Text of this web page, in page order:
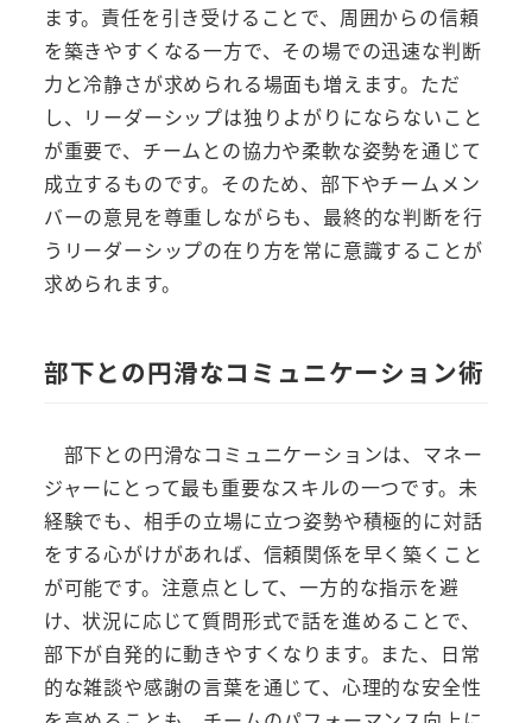
ます。責任を引き受けることで、周囲からの信頼
を築きやすくなる一方で、その場での迅速な判断
力と冷静さが求められる場面も増えます。ただ
し、リーダーシップは独りよがりにならないこと
が重要で、チームとの協力や柔軟な姿勢を通じて
成立するものです。そのため、部下やチームメン
バーの意見を尊重しながらも、最終的な判断を行
うリーダーシップの在り方を常に意識することが
求められます。
部下との円滑なコミュニケーション術
部下との円滑なコミュニケーションは、マネー
ジャーにとって最も重要なスキルの一つです。未
経験でも、相手の立場に立つ姿勢や積極的に対話
をする心がけがあれば、信頼関係を早く築くこと
が可能です。注意点として、一方的な指示を避
け、状況に応じて質問形式で話を進めることで、
部下が自発的に動きやすくなります。また、日常
的な雑談や感謝の言葉を通じて、心理的な安全性